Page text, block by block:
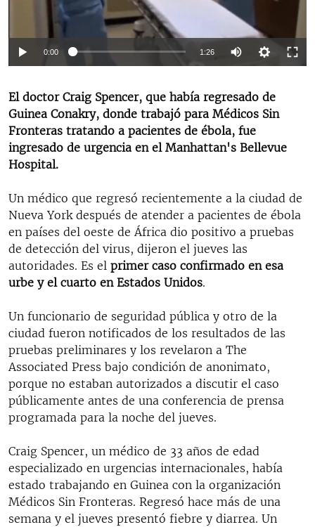
RADIO MARTÍ
ESPECIALES
SER VIEJO EN CUBA
KENTU-CUBANO
LOS SANTOS DE HIALEAH
LA INVASIÓN DE RUSIA A UCRANIA
MULTIMEDIA
EDITORIALES
SÍGUENOS
0:00 1:26
El doctor Craig Spencer, que había regresado de
Guinea Conakry, donde trabajó para Médicos Sin
Fronteras tratando a pacientes de ébola, fue
ingresado de urgencia en el Manhattan's Bellevue
Hospital.
Un médico que regresó recientemente a la ciudad de
Nueva York después de atender a pacientes de ébola
en países del oeste de África dio positivo a pruebas
de detección del virus, dijeron el jueves las
autoridades. Es el primer caso confirmado en esa
urbe y el cuarto en Estados Unidos.
Un funcionario de seguridad pública y otro de la
ciudad fueron notificados de los resultados de las
pruebas preliminares y los revelaron a The
Associated Press bajo condición de anonimato,
porque no estaban autorizados a discutir el caso
públicamente antes de una conferencia de prensa
programada para la noche del jueves.
Craig Spencer, un médico de 33 años de edad
especializado en urgencias internacionales, había
estado trabajando en Guinea con la organización
Médicos Sin Fronteras. Regresó hace más de una
semana y el jueves presentó fiebre y diarrea. Un